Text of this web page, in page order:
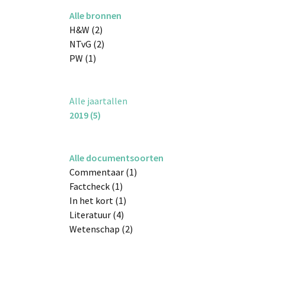
Alle bronnen
H&W (2)
NTvG (2)
PW (1)
Alle jaartallen
2019 (5)
Alle documentsoorten
Commentaar (1)
Factcheck (1)
In het kort (1)
Literatuur (4)
Wetenschap (2)